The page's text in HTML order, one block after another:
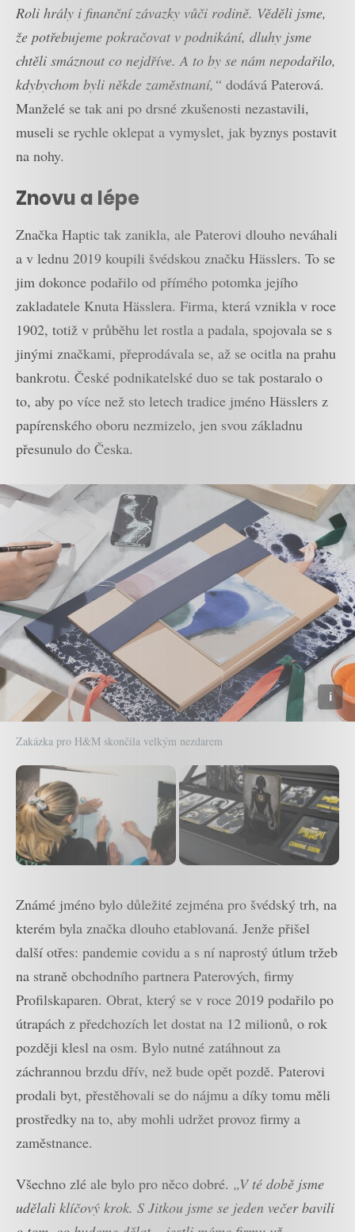
Roli hrály i finanční závazky vůči rodině. Věděli jsme,
že potřebujeme pokračovat v podnikání, dluhy jsme
chtěli smáznout co nejdříve. A to by se nám nepodařilo,
kdybychom byli někde zaměstnaní,“ dodává Paterová.
Manželé se tak ani po drsné zkušenosti nezastavili,
museli se rychle oklepat a vymyslet, jak byznys postavit
na nohy.
Znovu a lépe
Značka Haptic tak zanikla, ale Paterovi dlouho neváhali
a v lednu 2019 koupili švédskou značku Hässlers. To se
jim dokonce podařilo od přímého potomka jejího
zakladatele Knuta Hässlera. Firma, která vznikla v roce
1902, totiž v průběhu let rostla a padala, spojovala se s
jinými značkami, přeprodávala se, až se ocitla na prahu
bankrotu. České podnikatelské duo se tak postaralo o
to, aby po více než sto letech tradice jméno Hässlers z
papírenského oboru nezmizelo, jen svou základnu
přesunulo do Česka.
Zakázka pro H&M skončila velkým nezdarem
Známé jméno bylo důležité zejména pro švédský trh, na
kterém byla značka dlouho etablovaná. Jenže přišel
další otřes: pandemie covidu a s ní naprostý útlum tržeb
na straně obchodního partnera Paterových, firmy
Profilskaparen. Obrat, který se v roce 2019 podařilo po
útrapách z předchozích let dostat na 12 milionů, o rok
později klesl na osm. Bylo nutné zatáhnout za
záchrannou brzdu dřív, než bude opět pozdě. Paterovi
prodali byt, přestěhovali se do nájmu a díky tomu měli
prostředky na to, aby mohli udržet provoz firmy a
zaměstnance.
Všechno zlé ale bylo pro něco dobré. „V té době jsme
udělali klíčový krok. S Jitkou jsme se jeden večer bavili